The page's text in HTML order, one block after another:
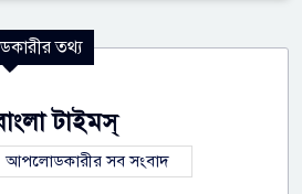
তথ্য
টাইমস্
আপলোডকারীর সব সংবাদ